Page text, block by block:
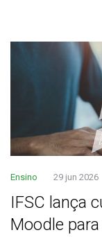
Ensino 29 jun 2026
IFSC lança
Moodle